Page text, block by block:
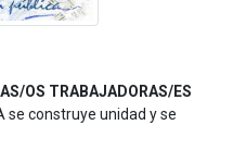
OS TRABAJADORAS/ES
se construye unidad y se